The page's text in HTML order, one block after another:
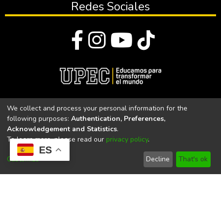
ES
Redes Sociales
Universidad Politécnica Estatal del Carchi
Universidad Politécnica Estatal del Carchi | Acreditada por el
CACES Resolución N°. 160-SE-33-CACES-2020
We collect and process your personal information for the
following purposes: Authentication, Preferences,
Acknowledgement and Statistics.
To learn more, please read our privacy policy.
Customize Decline That's ok